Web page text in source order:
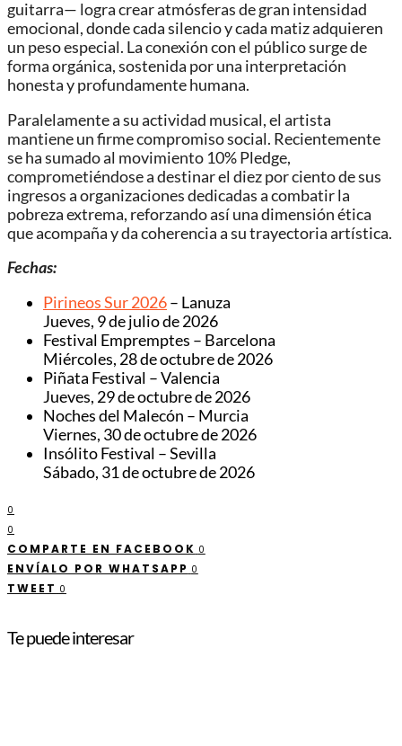
guitarra— logra crear atmósferas de gran intensidad
emocional, donde cada silencio y cada matiz adquieren
un peso especial. La conexión con el público surge de
forma orgánica, sostenida por una interpretación
honesta y profundamente humana.
Paralelamente a su actividad musical, el artista
mantiene un firme compromiso social. Recientemente
se ha sumado al movimiento 10% Pledge,
comprometiéndose a destinar el diez por ciento de sus
ingresos a organizaciones dedicadas a combatir la
pobreza extrema, reforzando así una dimensión ética
que acompaña y da coherencia a su trayectoria artística.
Fechas:
Pirineos Sur 2026– Lanuza
Jueves, 9 de julio de 2026
Festival Empremptes – Barcelona
Miércoles, 28 de octubre de 2026
Piñata Festival – Valencia
Jueves, 29 de octubre de 2026
Noches del Malecón – Murcia
Viernes, 30 de octubre de 2026
Insólito Festival – Sevilla
Sábado, 31 de octubre de 2026
0
0
COMPARTE EN FACEBOOK 0
ENVÍALO POR WHATSAPP 0
TWEET 0
Te puede interesar